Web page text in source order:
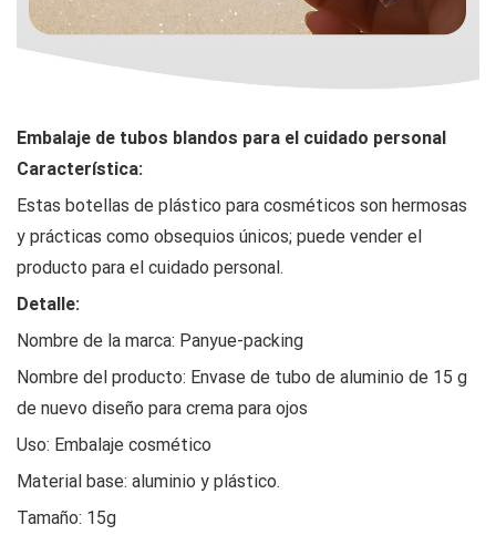
Embalaje de tubos blandos para el cuidado personal
Característica:
Estas botellas de plástico para cosméticos son hermosas
y prácticas como obsequios únicos; puede vender el
producto para el cuidado personal.
Detalle:
Nombre de la marca: Panyue-packing
Nombre del producto: Envase de tubo de aluminio de 15 g
de nuevo diseño para crema para ojos
Uso: Embalaje cosmético
Material base: aluminio y plástico.
Tamaño: 15g